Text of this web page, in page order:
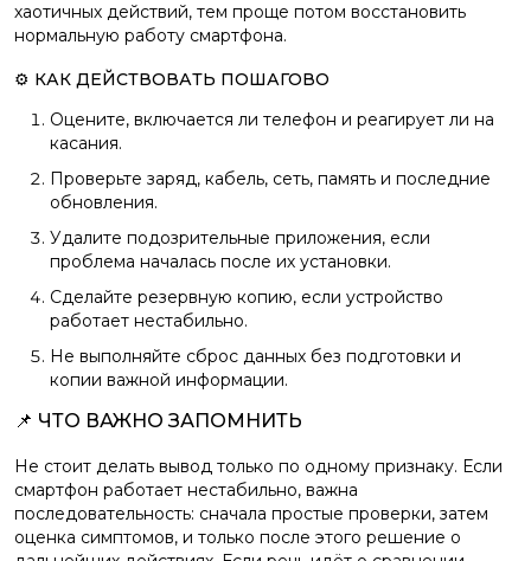
хаотичных действий, тем проще потом восстановить
нормальную работу смартфона.
⚙️ КАК ДЕЙСТВОВАТЬ ПОШАГОВО
Оцените, включается ли телефон и реагирует ли на
касания.
Проверьте заряд, кабель, сеть, память и последние
обновления.
Удалите подозрительные приложения, если
проблема началась после их установки.
Сделайте резервную копию, если устройство
работает нестабильно.
Не выполняйте сброс данных без подготовки и
копии важной информации.
📌 ЧТО ВАЖНО ЗАПОМНИТЬ
Не стоит делать вывод только по одному признаку. Если
смартфон работает нестабильно, важна
последовательность: сначала простые проверки, затем
оценка симптомов, и только после этого решение о